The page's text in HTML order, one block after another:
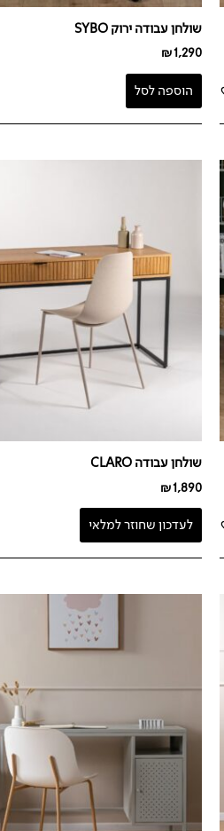
שולחן עבודה ירוק SYBO
₪1,290
הוספה לסל
שולחן עבודה CLARO
₪1,890
לעדכון שחוזר למלאי